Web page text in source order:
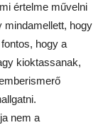
értelme művelni
mindamellett, hogy
hogy a
kioktassanak,
nem a